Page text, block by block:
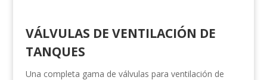
VÁLVULAS DE VENTILACIÓN DE
TANQUES
Una completa gama de válvulas para ventilación de